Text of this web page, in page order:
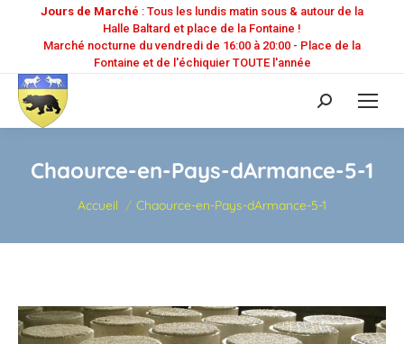
Jours de Marché : Tous les lundis matin sous & autour de la
Halle Baltard et place de la Fontaine !
Marché nocturne du vendredi de 16:00 à 20:00 - Place de la
Fontaine et de l'échiquier TOUTE l'année
Recherche
:
Chaource-en-Pays-dArmance-5-1
Vous êtes ici :
Accueil Chaource-en-Pays-dArmance-5-1